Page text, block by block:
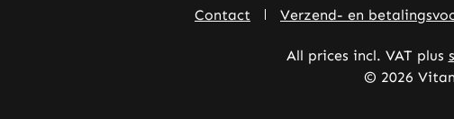
Contact Verzend- en
All prices incl. VAT plus
© 2026